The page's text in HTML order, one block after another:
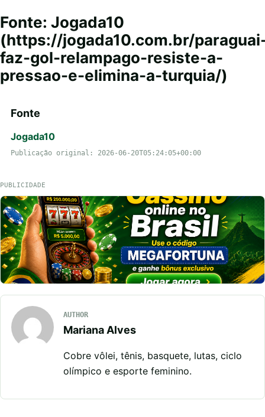
Fonte: Jogada10
(https://jogada10.com.br/
faz-gol-relampago-resiste-a-
pressao-e-elimina-a-turquia/)
Fonte
Jogada10
Publicação original: 2026-06-20T05:24:05+00:00
PUBLICIDADE
AUTHOR
Mariana Alves
Cobre vôlei, tênis, basquete, lutas, ciclo
olímpico e esporte feminino.